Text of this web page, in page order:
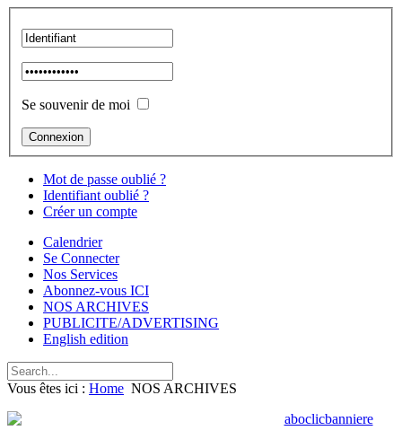
Se souvenir de moi
Mot de passe oublié ?
Identifiant oublié ?
Créer un compte
Calendrier
Se Connecter
Nos Services
Abonnez-vous ICI
NOS ARCHIVES
PUBLICITE/ADVERTISING
English edition
Vous êtes ici : Home NOS ARCHIVES